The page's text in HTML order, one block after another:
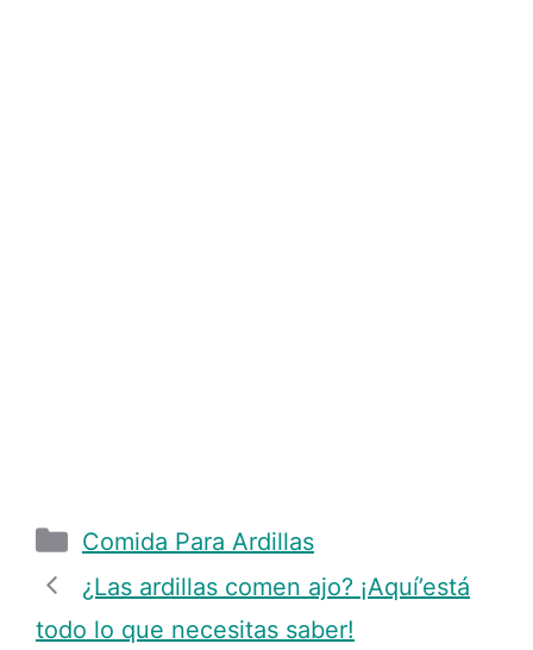
Categories
Comida Para Ardillas
¿Las ardillas comen ajo? ¡Aquí’está
todo lo que necesitas saber!